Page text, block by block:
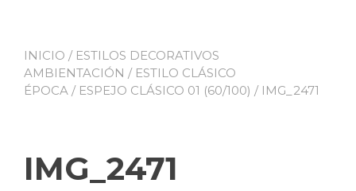
INICIO / ESTILOS DECORATIVOS
AMBIENTACIÓN / ESTILO CLÁSICO
ÉPOCA / ESPEJO CLÁSICO 01 (60/100) / IMG_2471
IMG_2471